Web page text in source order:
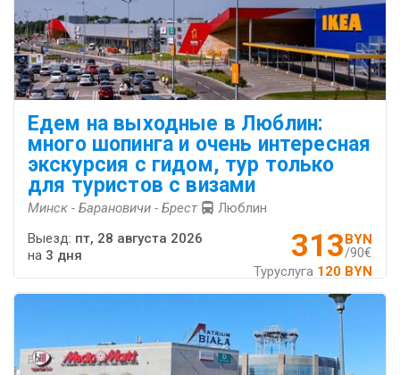
Едем на выходные в Люблин:
много шопинга и очень интересная
экскурсия с гидом, тур только
для туристов с визами
Минск - Барановичи - Брест Люблин
313BYN
/90€
Туруслуга 120 BYN
Выезд: пт, 28 августа 2026
на 3 дня